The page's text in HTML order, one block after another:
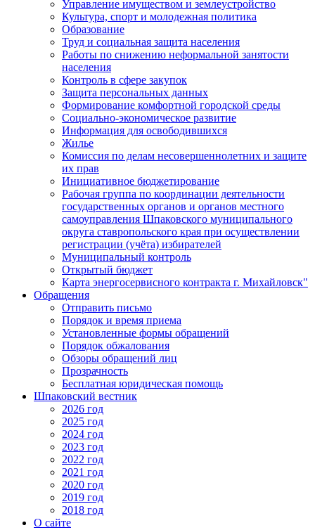
Управление имуществом и землеустройство
Культура, спорт и молодежная политика
Образование
Труд и социальная защита населения
Работы по снижению неформальной занятости
населения
Контроль в сфере закупок
Защита персональных данных
Формирование комфортной городской среды
Социально-экономическое развитие
Информация для освободившихся
Жилье
Комиссия по делам несовершеннолетних и защите
их прав
Инициативное бюджетирование
Рабочая группа по координации деятельности
государственных органов и органов местного
самоуправления Шпаковского муниципального
округа ставропольского края при осуществлении
регистрации (учёта) избирателей
Муниципальный контроль
Открытый бюджет
Карта энергосервисного контракта г. Михайловск"
Обращения
Отправить письмо
Порядок и время приема
Установленные формы обращений
Порядок обжалования
Обзоры обращений лиц
Прозрачность
Бесплатная юридическая помощь
Шпаковский вестник
2026 год
2025 год
2024 год
2023 год
2022 год
2021 год
2020 год
2019 год
2018 год
О сайте